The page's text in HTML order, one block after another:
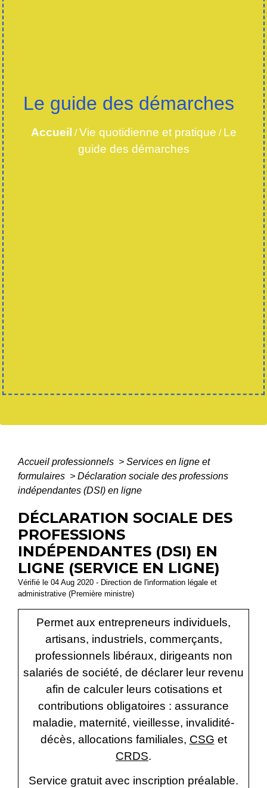
Le guide des démarches
Accueil /Vie quotidienne et pratique / Le
guide des démarches
Accueil professionnels > Services en ligne et
formulaires > Déclaration sociale des professions
indépendantes (DSI) en ligne
DÉCLARATION SOCIALE DES
PROFESSIONS
INDÉPENDANTES (DSI) EN
LIGNE (SERVICE EN LIGNE)
Vérifié le 04 Aug 2020 - Direction de l'information légale et
administrative (Première ministre)
Permet aux entrepreneurs individuels,
artisans, industriels, commerçants,
professionnels libéraux, dirigeants non
salariés de société, de déclarer leur revenu
afin de calculer leurs cotisations et
contributions obligatoires : assurance
maladie, maternité, vieillesse, invalidité-
décès, allocations familiales, CSG et
CRDS.
Service gratuit avec inscription préalable.